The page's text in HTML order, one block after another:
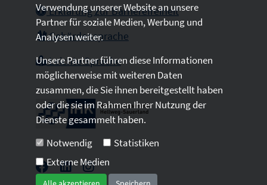
Erklärung zur Barrierefreiheit
Gebärdensprache
Leichte Sprache
Verwendung unserer Website an unsere
Partner für soziale Medien, Werbung und
Analysen weiter.
Unsere Partner führen diese Informationen
möglicherweise mit weiteren Daten
zusammen, die Sie ihnen bereitgestellt haben
oder die sie im Rahmen Ihrer Nutzung der
Dienste gesammelt haben.
Notwendig
Statistiken
Externe Medien